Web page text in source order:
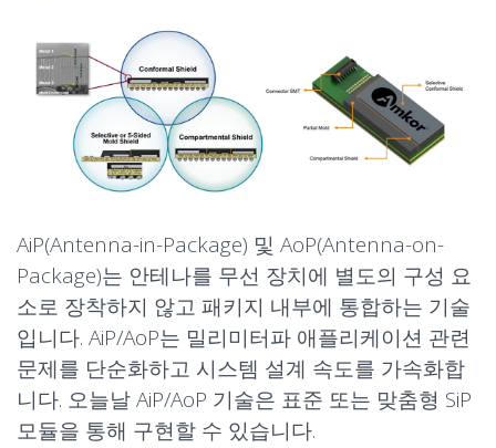
AiP(Antenna-in-Package) 및 AoP(Antenna-on-
Package)는 안테나를 무선 장치에 별도의 구성 요
소로 장착하지 않고 패키지 내부에 통합하는 기술
입니다. AiP/AoP는 밀리미터파 애플리케이션 관련
문제를 단순화하고 시스템 설계 속도를 가속화합
니다. 오늘날 AiP/AoP 기술은 표준 또는 맞춤형 SiP
모듈을 통해 구현할 수 있습니다.
AiP/AoP
애플리케이션
RF 프런트 엔드(RFFE)
애플리케이션